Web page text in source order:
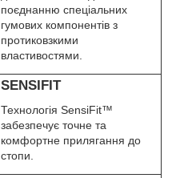
поєднанню спеціальних
гумових компонентів з
протиковзкими
властивостями.
SENSIFIT
Технологія SensiFit™
забезпечує точне та
комфортне прилягання до
стопи.